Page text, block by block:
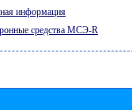
информация
средства МСЭ-R